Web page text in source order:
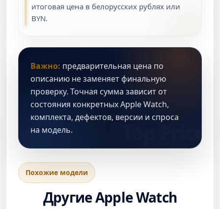
итоговая цена в белорусских рублях или
BYN.
Важно: предварительная цена по
описанию не заменяет финальную
проверку. Точная сумма зависит от
состояния конкретных Apple Watch,
комплекта, дефектов, версии и спроса
на модель.
Похожие модели
Другие Apple Watch